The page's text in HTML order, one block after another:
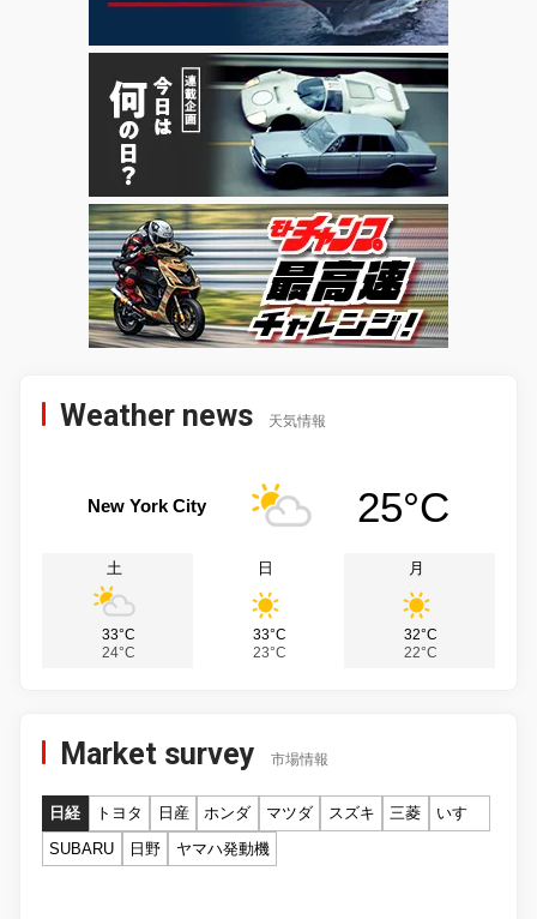
Weather news 天気情報
New York City 25°C
土
33°C
24°C
日
33°C
23°C
月
32°C
22°C
Market survey 市場情報
日経 トヨタ 日産 ホンダ マツダ スズキ 三菱
いすゞ
SUBARU
日野 ヤマハ発動機